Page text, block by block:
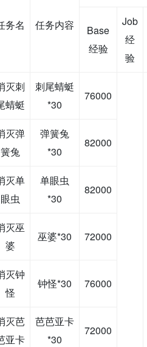
务名 任务内容
Base
经验
Job
经
验
灭刺
蜻蜓
刺尾蜻蜓
*30
76000
灭弹
簧兔
弹簧兔
*30
82000
灭单
眼虫
单眼虫
*30
82000
灭巫
婆
巫婆*30 72000
灭钟
怪
钟怪*30 76000
灭芭
亚卡
芭芭亚卡
*30
72000